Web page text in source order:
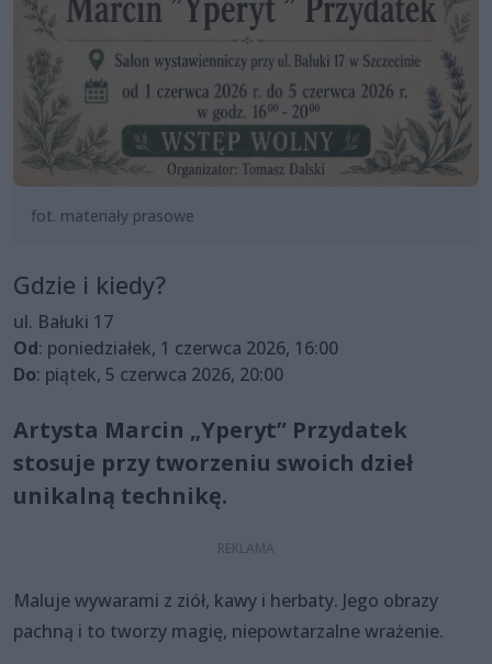
fot. materiały prasowe
Gdzie i kiedy?
ul. Bałuki 17
Od: poniedziałek, 1 czerwca 2026, 16:00
Do: piątek, 5 czerwca 2026, 20:00
Artysta Marcin „Yperyt” Przydatek
stosuje przy tworzeniu swoich dzieł
unikalną technikę.
Maluje wywarami z ziół, kawy i herbaty. Jego obrazy
pachną i to tworzy magię, niepowtarzalne wrażenie.